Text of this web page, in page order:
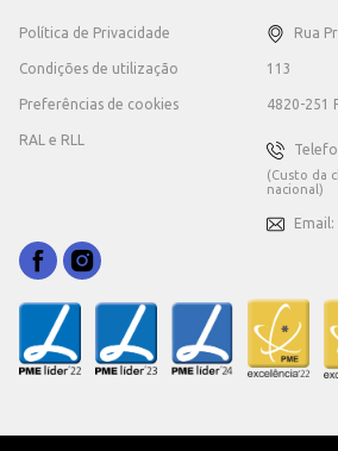
Política de Privacidade
Condições de utilização
Preferências de cookies
RAL e RLL
Rua
113
4820-251
(Custo da
nacional)